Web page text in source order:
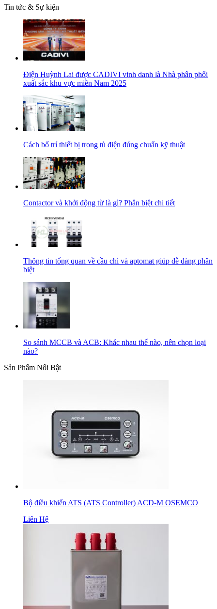
Tin tức & Sự kiện
Điện Huỳnh Lai được CADIVI vinh danh là Nhà phân phối
xuất sắc khu vực miền Nam 2025
Cách bố trí thiết bị trong tủ điện đúng chuẩn kỹ thuật
Contactor và khởi động từ là gì? Phân biệt chi tiết
Thông tin tổng quan về cầu chì và aptomat giúp dễ dàng phân
biệt
So sánh MCCB và ACB: Khác nhau thế nào, nên chọn loại
nào?
Sản Phẩm Nổi Bật
Bộ điều khiển ATS (ATS Controller) ACD-M OSEMCO
Liên Hệ